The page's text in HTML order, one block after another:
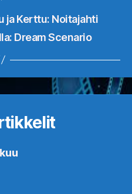
ja Kerttu: Noitajahti
Dream Scenario